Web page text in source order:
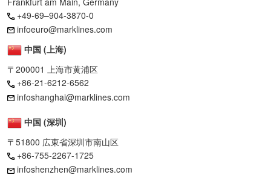
+49-69–904-3870-0
infoeuro@marklines.com
中国 (上海)
〒200001 上海市黄浦区
+86-21-6212-6562
infoshanghai@marklines.com
中国 (深圳)
〒51800 広東省深圳市南山区
+86-755-2267-1725
infoshenzhen@marklines.com